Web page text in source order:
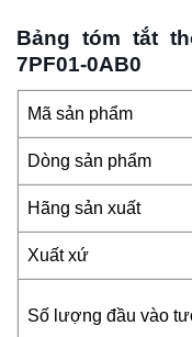
Bảng tóm tắt
7PF01-0AB0
Mã sản phẩm
Dòng sản phẩm
Hãng sản xuất
Xuất xứ
Số lượng đầu vào